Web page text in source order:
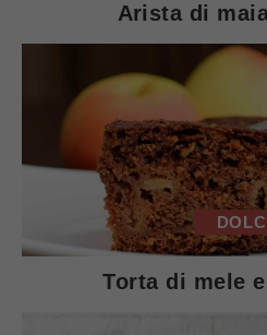
Arista di
Torta di mele